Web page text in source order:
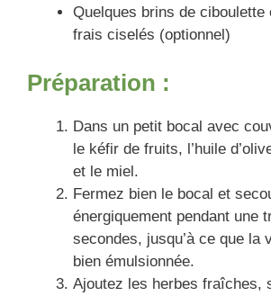
Quelques brins de ciboulette
frais ciselés (optionnel)
Préparation :
Dans un petit bocal avec
le kéfir de fruits, l’huile
et le miel.
Fermez bien le bocal et
énergiquement pendant une
secondes, jusqu’à ce que la
bien émulsionnée.
Ajoutez les herbes fraîches,